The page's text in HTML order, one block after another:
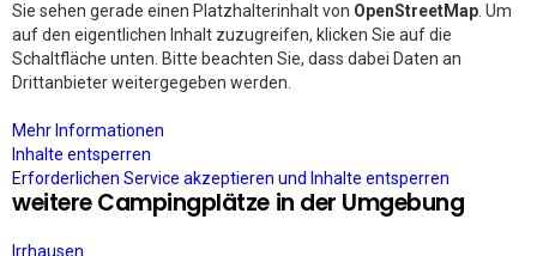
Sie sehen gerade einen Platzhalterinhalt von OpenStreetMap . Um
auf den eigentlichen Inhalt zuzugreifen, klicken Sie auf die
Schaltfläche unten. Bitte beachten Sie, dass dabei Daten an
Drittanbieter weitergegeben werden.
Mehr Informationen
Inhalte entsperren
Erforderlichen Service akzeptieren und Inhalte entsperren
weitere Campingplätze in der Umgebung
Irrhausen